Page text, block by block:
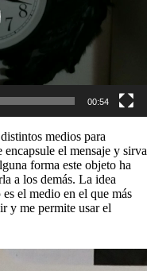
00:54
medios para
el mensaje y sirva
forma este objeto ha
a los demás. La idea
el medio en el que más
y me permite usar el